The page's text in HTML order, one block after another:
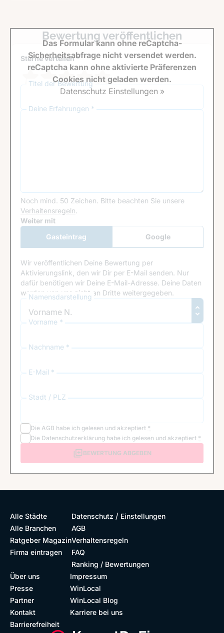
Bewertung veröffentlichen
Sterne verteilen *
Titel der Bewertung
Deine Erfahrungen *
Noch mind. 50 Zeichen. Bitte beachten Sie unsere
Verhaltensregeln.
Google Recaptcha
Weiter mit
Gasteintrag
Google
Anmeldung
Wir veröffentlichen Deine Bewertung per
Aktivierungslink, den wir Dir per E-Mail senden. Nur
dafür benötigen wir Deine E-Mail-Adresse. Deine Daten
werden von uns nicht an Dritte weitergegeben.
Namensdarstellung
Vorname *
Nachname *
E-Mail *
Stadt / PLZ
Die AGB habe ich gelesen und akzeptiert *
Die Datenschutzerklärung habe ich gelesen und akzeptiert *
BEWERTUNG ABGEBEN
Das Formular kann ohne reCaptcha-
Sicherheitsabfrage nicht versendet werden.
reCaptcha kann ohne aktivierte Präferenzen
Cookies nicht geladen werden.
Datenschutz Einstellungen »
Alle Städte
Alle Branchen
Ratgeber Magazin
Firma eintragen
Datenschutz / Einstellungen
AGB
Verhaltensregeln
FAQ
Ranking / Bewertungen
Über uns
Presse
Partner
Kontakt
Barrierefreiheit
Impressum
WinLocal
WinLocal Blog
Karriere bei uns